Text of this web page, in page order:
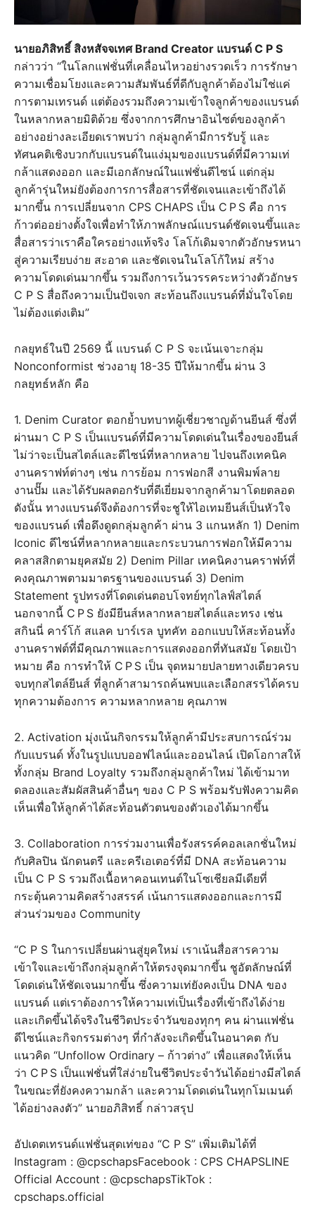
นายอภิสิทธิ์ สิงหสัจจเทศ Brand Creator แบรนด์ C P S
กล่าวว่า “ในโลกแฟชั่นที่เคลื่อนไหวอย่างรวดเร็ว การรักษา
ความเชื่อมโยงและความสัมพันธ์ที่ดีกับลูกค้าต้องไม่ใช่แค่
การตามเทรนด์ แต่ต้องรวมถึงความเข้าใจลูกค้าของแบรนด์
ในหลากหลายมิติด้วย ซึ่งจากการศึกษาอินไซต์ของลูกค้า
อย่างอย่างละเอียดเราพบว่า กลุ่มลูกค้ามีการรับรู้ และ
ทัศนคติเชิงบวกกับแบรนด์ในแง่มุมของแบรนด์ที่มีความเท่
กล้าแสดงออก และมีเอกลักษณ์ในแฟชั่นดีไซน์ แต่กลุ่ม
ลูกค้ารุ่นใหม่ยังต้องการการสื่อสารที่ชัดเจนและเข้าถึงได้
มากขึ้น การเปลี่ยนจาก CPS CHAPS เป็น C P S คือ การ
ก้าวต่ออย่างตั้งใจเพื่อทำให้ภาพลักษณ์แบรนด์ชัดเจนขึ้นและ
สื่อสารว่าเราคือใครอย่างแท้จริง โลโก้เดิมจากตัวอักษรหนา
สู่ความเรียบง่าย สะอาด และชัดเจนในโลโก้ใหม่ สร้าง
ความโดดเด่นมากขึ้น รวมถึงการเว้นวรรคระหว่างตัวอักษร
C P S สื่อถึงความเป็นปัจเจก สะท้อนถึงแบรนด์ที่มั่นใจโดย
ไม่ต้องแต่งเติม”
กลยุทธ์ในปี 2569 นี้ แบรนด์ C P S จะเน้นเจาะกลุ่ม
Nonconformist ช่วงอายุ 18-35 ปีให้มากขึ้น ผ่าน 3
กลยุทธ์หลัก คือ
1. Denim Curator ตอกย้ำบทบาทผู้เชี่ยวชาญด้านยีนส์ ซึ่งที่
ผ่านมา C P S เป็นแบรนด์ที่มีความโดดเด่นในเรื่องของยีนส์
ไม่ว่าจะเป็นสไตล์และดีไซน์ที่หลากหลาย ไปจนถึงเทคนิค
งานคราฟท์ต่างๆ เช่น การย้อม การฟอกสี งานพิมพ์ลาย
งานปั๊ม และได้รับผลตอกรับที่ดีเยี่ยมจากลูกค้ามาโดยตลอด
ดังนั้น ทางแบรนด์จึงต้องการที่จะชูให้ไอเทมยีนส์เป็นหัวใจ
ของแบรนด์ เพื่อดึงดูดกลุ่มลูกค้า ผ่าน 3 แกนหลัก 1) Denim
Iconic ดีไซน์ที่หลากหลายและกระบวนการฟอกให้มีความ
คลาสสิกตามยุคสมัย 2) Denim Pillar เทคนิคงานคราฟท์ที่
คงคุณภาพตามมาตรฐานของแบรนด์ 3) Denim
Statement รูปทรงที่โดดเด่นตอบโจทย์ทุกไลฟ์สไตล์
นอกจากนี้ C P S ยังมียีนส์หลากหลายสไตล์และทรง เช่น
สกินนี่ คาร์โก้ สแลค บาร์เรล บูทคัท ออกแบบให้สะท้อนทั้ง
งานคราฟต์ที่มีคุณภาพและการแสดงออกที่ทันสมัย โดยเป้า
หมาย คือ การทำให้ C P S เป็น จุดหมายปลายทางเดียวครบ
จบทุกสไตล์ยีนส์ ที่ลูกค้าสามารถค้นพบและเลือกสรรได้ครบ
ทุกความต้องการ ความหลากหลาย คุณภาพ
2. Activation มุ่งเน้นกิจกรรมให้ลูกค้ามีประสบการณ์ร่วม
กับแบรนด์ ทั้งในรูปแบบออฟไลน์และออนไลน์ เปิดโอกาสให้
ทั้งกลุ่ม Brand Loyalty รวมถึงกลุ่มลูกค้าใหม่ ได้เข้ามาท
ดลองและสัมผัสสินค้าอื่นๆ ของ C P S พร้อมรับฟังความคิด
เห็นเพื่อให้ลูกค้าได้สะท้อนตัวตนของตัวเองได้มากขึ้น
3. Collaboration การร่วมงานเพื่อรังสรรค์คอลเลกชั่นใหม่
กับศิลปิน นักดนตรี และครีเอเตอร์ที่มี DNA สะท้อนความ
เป็น C P S รวมถึงเนื้อหาคอนเทนต์ในโซเชียลมีเดียที่
กระตุ้นความคิดสร้างสรรค์ เน้นการแสดงออกและการมี
ส่วนร่วมของ Community
“C P S ในการเปลี่ยนผ่านสู่ยุคใหม่ เราเน้นสื่อสารความ
เข้าใจและเข้าถึงกลุ่มลูกค้าให้ตรงจุดมากขึ้น ชูอัตลักษณ์ที่
โดดเด่นให้ชัดเจนมากขึ้น ซึ่งความเท่ยังคงเป็น DNA ของ
แบรนด์ แต่เราต้องการให้ความเท่เป็นเรื่องที่เข้าถึงได้ง่าย
และเกิดขึ้นได้จริงในชีวิตประจำวันของทุกๆ คน ผ่านแฟชั่น
ดีไซน์และกิจกรรมต่างๆ ที่กำลังจะเกิดขึ้นในอนาคต กับ
แนวคิด “Unfollow Ordinary – ก้าวต่าง” เพื่อแสดงให้เห็น
ว่า C P S เป็นแฟชั่นที่ใส่ง่ายในชีวิตประจำวันได้อย่างมีสไตล์
ในขณะที่ยังคงความกล้า และความโดดเด่นในทุกโมเมนต์
ได้อย่างลงตัว” นายอภิสิทธิ์ กล่าวสรุป
อัปเดตเทรนด์แฟชั่นสุดเท่ของ “C P S” เพิ่มเติมได้ที่
Instagram : @cpschapsFacebook : CPS CHAPSLINE
Official Account : @cpschapsTikTok :
cpschaps.official